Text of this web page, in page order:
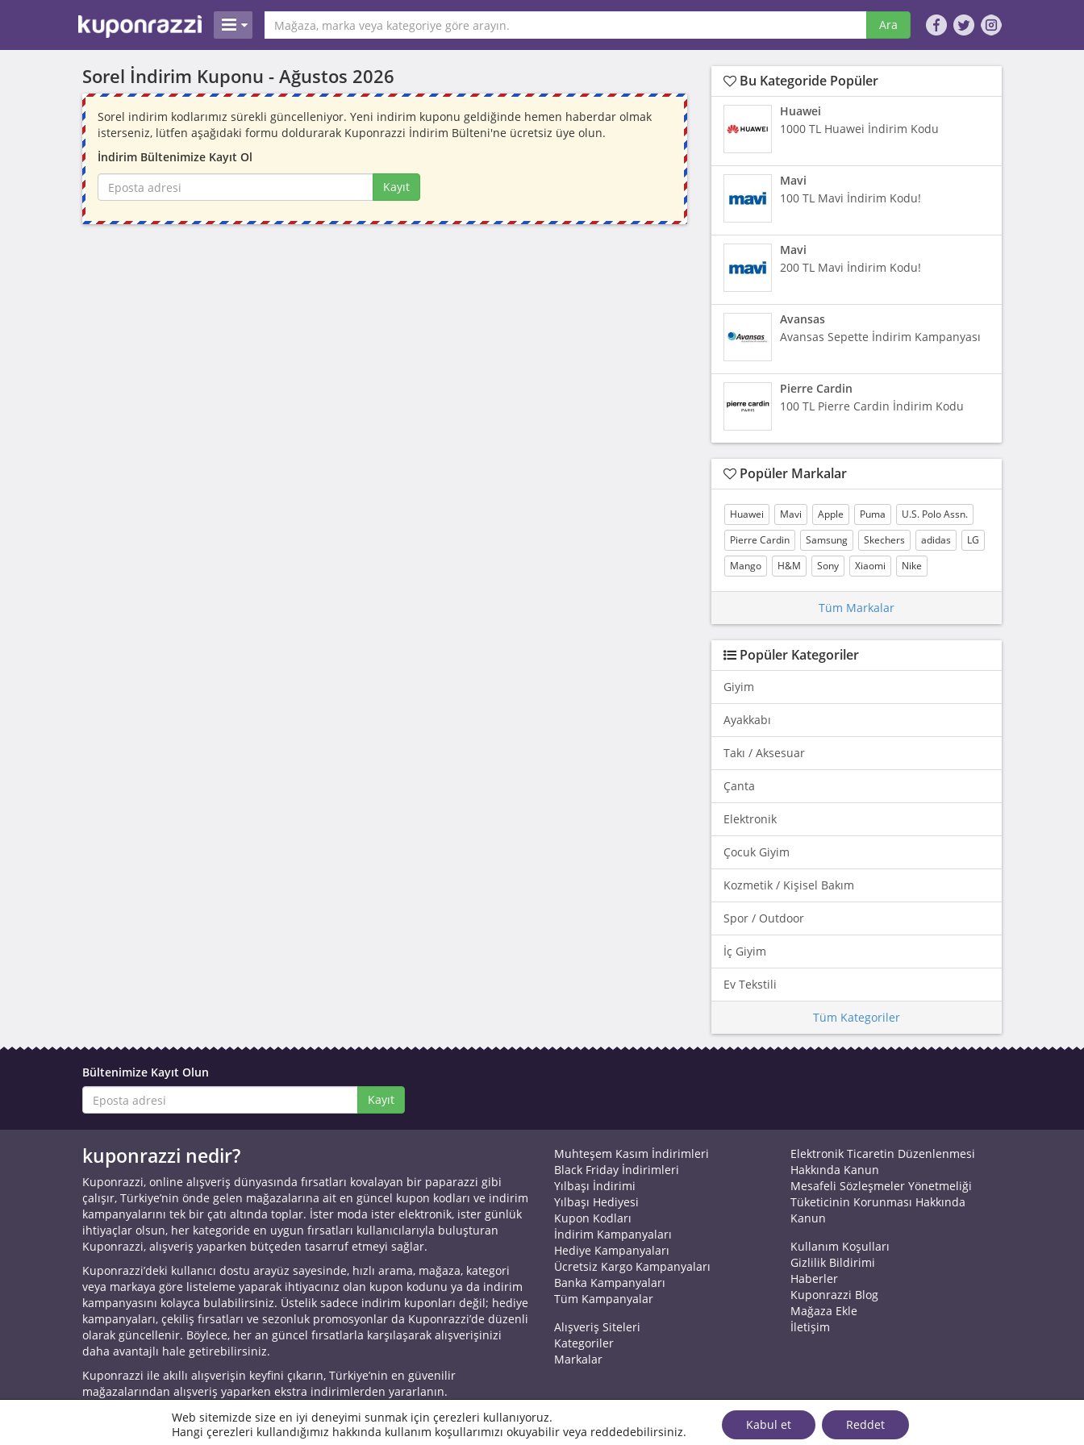
Ara
Sorel İndirim Kuponu - Ağustos 2026
Sorel indirim kodlarımız sürekli güncelleniyor. Yeni indirim kuponu geldiğinde hemen haberdar olmak
isterseniz, lütfen aşağıdaki formu doldurarak Kuponrazzi İndirim Bülteni'ne ücretsiz üye olun.
İndirim Bültenimize Kayıt Ol
Kayıt
Bu Kategoride Popüler
Huawei
1000 TL Huawei İndirim Kodu
Mavi
100 TL Mavi İndirim Kodu!
Mavi
200 TL Mavi İndirim Kodu!
Avansas
Avansas Sepette İndirim Kampanyası
Pierre Cardin
100 TL Pierre Cardin İndirim Kodu
Popüler Markalar
Huawei Mavi Apple Puma
U.S. Polo Assn.
Pierre Cardin
Samsung Skechers adidas
LG
Mango
H&M Sony Xiaomi Nike
Tüm Markalar
Popüler Kategoriler
Giyim
Ayakkabı
Takı / Aksesuar
Çanta
Elektronik
Çocuk Giyim
Kozmetik / Kişisel Bakım
Spor / Outdoor
İç Giyim
Ev Tekstili
Tüm Kategoriler
Bültenimize Kayıt Olun
Kayıt
kuponrazzi nedir?
Kuponrazzi, online alışveriş dünyasında fırsatları kovalayan bir paparazzi gibi
çalışır, Türkiye’nin önde gelen mağazalarına ait en güncel kupon kodları ve indirim
kampanyalarını tek bir çatı altında toplar. İster moda ister elektronik, ister günlük
ihtiyaçlar olsun, her kategoride en uygun fırsatları kullanıcılarıyla buluşturan
Kuponrazzi, alışveriş yaparken bütçeden tasarruf etmeyi sağlar.
Kuponrazzi’deki kullanıcı dostu arayüz sayesinde, hızlı arama, mağaza, kategori
veya markaya göre listeleme yaparak ihtiyacınız olan kupon kodunu ya da indirim
kampanyasını kolayca bulabilirsiniz. Üstelik sadece indirim kuponları değil; hediye
kampanyaları, çekiliş fırsatları ve sezonluk promosyonlar da Kuponrazzi’de düzenli
olarak güncellenir. Böylece, her an güncel fırsatlarla karşılaşarak alışverişinizi
daha avantajlı hale getirebilirsiniz.
Kuponrazzi ile akıllı alışverişin keyfini çıkarın, Türkiye’nin en güvenilir
mağazalarından alışveriş yaparken ekstra indirimlerden yararlanın.
Muhteşem Kasım İndirimleri
Black Friday İndirimleri
Yılbaşı İndirimi
Yılbaşı Hediyesi
Kupon Kodları
İndirim Kampanyaları
Hediye Kampanyaları
Ücretsiz Kargo Kampanyaları
Banka Kampanyaları
Tüm Kampanyalar
Alışveriş Siteleri
Kategoriler
Markalar
Elektronik Ticaretin Düzenlenmesi
Hakkında Kanun
Mesafeli Sözleşmeler Yönetmeliği
Tüketicinin Korunması Hakkında
Kanun
Kullanım Koşulları
Gizlilik Bildirimi
Haberler
Kuponrazzi Blog
Mağaza Ekle
İletişim
© 2026 KuponrazziWeb sitemizde size en iyi deneyimi sunmak için çerezleri kullanıyoruz.
Hangi çerezleri kullandığımız hakkında kullanım koşullarımızı okuyabilir veya reddedebilirsiniz.
Kabul et Reddet